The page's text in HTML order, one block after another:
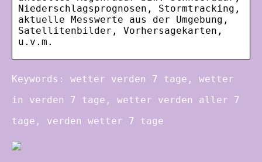
Niederschlagsprognosen, Stormtracking,
aktuelle Messwerte aus der Umgebung,
Satellitenbilder, Vorhersagekarten,
u.v.m.
Keywords: wetter verden 7 tage, wetter
in verden 7 tage, wetter verden aller 7
tage, verden wetter 7 tage